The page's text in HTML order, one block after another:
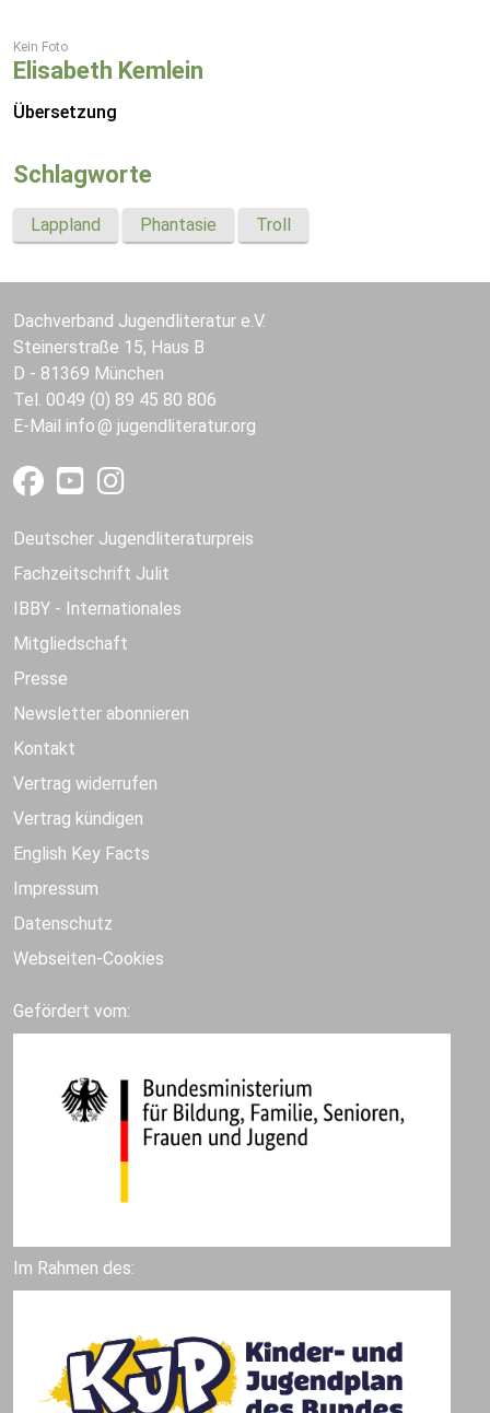
Kein Foto
Elisabeth Kemlein
Übersetzung
Schlagworte
Lappland Phantasie Troll
Dachverband Jugendliteratur e.V.
Steinerstraße 15, Haus B
D - 81369 München
Tel. 0049 (0) 89 45 80 806
E-Mail info jugendliteratur.org
Deutscher Jugendliteraturpreis
Fachzeitschrift Julit
IBBY - Internationales
Mitgliedschaft
Presse
Newsletter abonnieren
Kontakt
Vertrag widerrufen
Vertrag kündigen
English Key Facts
Impressum
Datenschutz
Webseiten-Cookies
Gefördert vom:
Im Rahmen des: